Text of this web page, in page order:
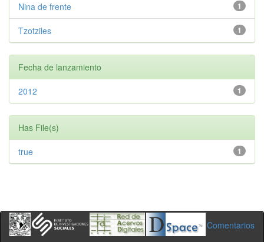
1
Nina de frente
1
Tzotziles
Fecha de lanzamiento
1
2012
Has File(s)
1
true
Comentarios